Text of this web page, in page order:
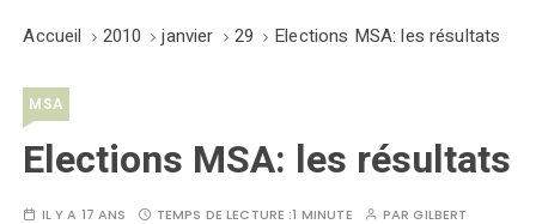
Accueil 2010 janvier 29 Elections MSA: les résultats
MSA
Elections MSA: les résultats
IL Y A 17 ANS TEMPS DE LECTURE :1 MINUTE PARGILBERT